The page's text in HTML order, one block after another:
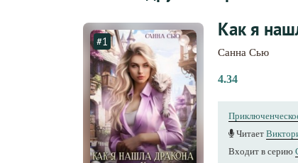
#1
Как я
Санна Сью
4.34
Читает
Входит в серию